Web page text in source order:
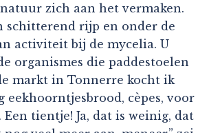
zich aan het vermaken.
schitterend rijp en onder de
activiteit bij de mycelia. U
organismes die paddestoelen
markt in Tonnerre kocht ik
eekhoorntjesbrood, cèpes, voor
tientje! Ja, dat is weinig, dat